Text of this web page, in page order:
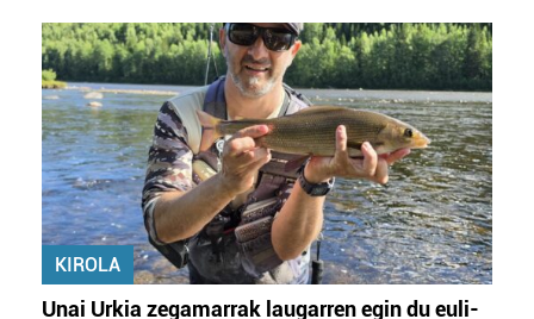
KIROLA
Unai Urkia zegamarrak laugarren egin du euli-